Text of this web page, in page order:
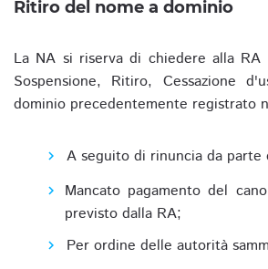
Ritiro del nome a dominio
La NA si riserva di chiedere alla RA
Sospensione, Ritiro, Cessazione
dominio precedentemente registrato
A seguito di rinuncia da parte
Mancato pagamento del
previsto dalla RA;
Per ordine delle autorità